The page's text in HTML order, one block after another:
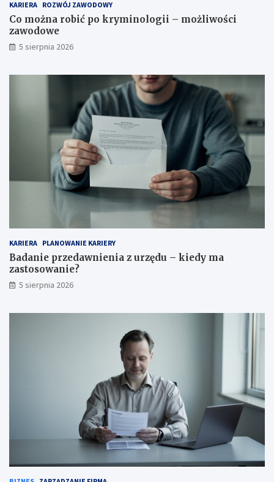
KARIERA ROZWÓJ ZAWODOWY
Co można robić po kryminologii – możliwości
zawodowe
5 sierpnia 2026
KARIERA PLANOWANIE KARIERY
Badanie przedawnienia z urzędu – kiedy ma
zastosowanie?
5 sierpnia 2026